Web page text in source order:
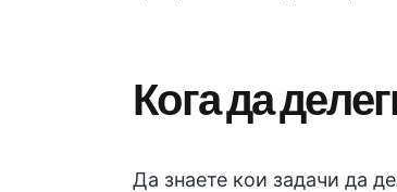
Кога да
Да знаете кои задачи да